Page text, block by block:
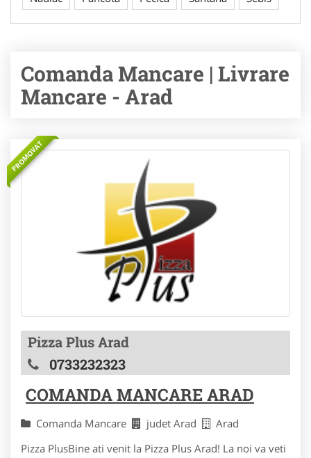
Comanda Mancare | Livrare
Mancare - Arad
PROMOVAT
Pizza Plus Arad
0733232323
COMANDA MANCARE ARAD
Comanda Mancare judet Arad
Arad
Pizza PlusBine ati venit la Pizza Plus Arad! La noi va veti